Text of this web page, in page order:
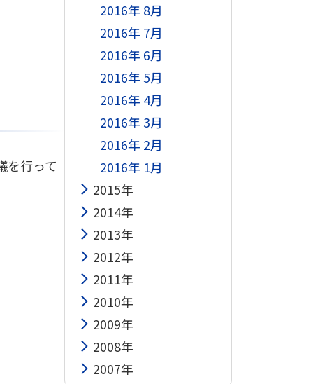
を行って
2016年 8月
2016年 7月
2016年 6月
2016年 5月
2016年 4月
2016年 3月
2016年 2月
2016年 1月
2015年
2014年
2013年
2012年
2011年
2010年
2009年
2008年
2007年